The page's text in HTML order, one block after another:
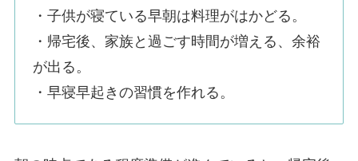
・子供が寝ている早朝は料理がはかどる。
・帰宅後、家族と過ごす時間が増える、余裕
が出る。
・早寝早起きの習慣を作れる。